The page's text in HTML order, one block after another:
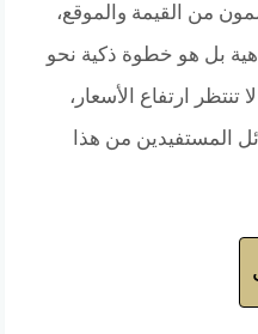
مضمون من القيمة والموقع،
بل هو خطوة ذكية نحو
تنتظر ارتفاع الأسعار،
المستفيدين من هذا